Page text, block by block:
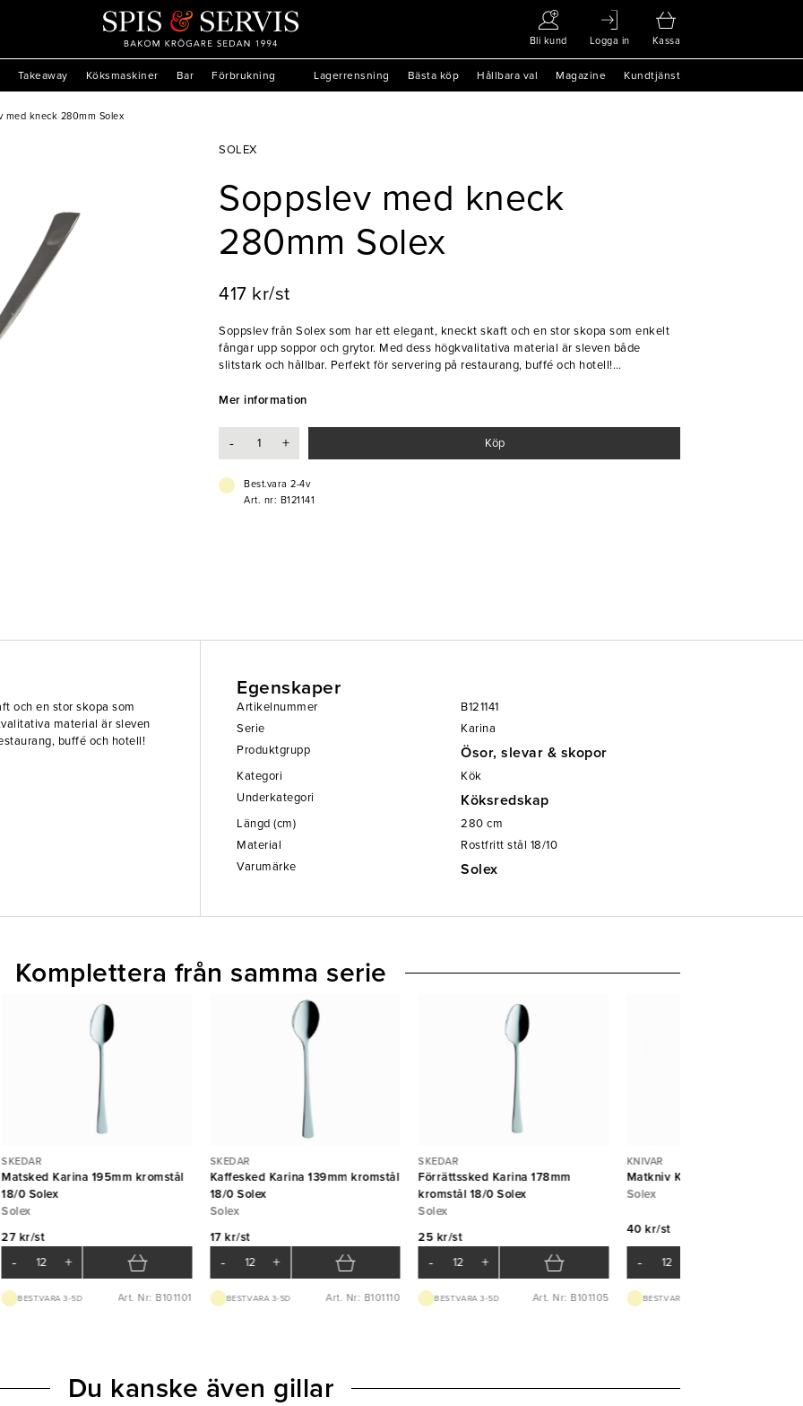
Bli kund Logga in Kassa
Takeaway Köksmaskiner Bar Förbrukning Lagerrensning Bästa köp Hållbara val Magazine Kundtjänst
med kneck 280mm Solex
SOLEX
Soppslev med kneck
280mm Solex
417 kr/st
Soppslev från Solex som har ett elegant, kneckt skaft och en stor skopa som enkelt
fångar upp soppor och grytor. Med dess högkvalitativa material är sleven både
slitstark och hållbar. Perfekt för servering på restaurang, buffé och hotell!
- Med kneck
Mer information
- + Köp
Best.vara 2-4v
Art. nr: B121141
och en stor skopa som
material är sleven
buffé och hotell!
Egenskaper
Artikelnummer
B121141
Serie
Karina
Produktgrupp
Ösor, slevar & skopor
Kategori
Kök
Underkategori
Köksredskap
Längd (cm) 280 cm
Material
Rostfritt stål 18/10
Varumärke
Solex
SKEDAR
Matsked Karina 195mm kromstål
18/0 Solex
Solex
27 kr/st
- +
BEST.VARA 3-5D Art. Nr: B101101
SKEDAR
Kaffesked Karina 139mm kromstål
18/0 Solex
Solex
17 kr/st
- +
BEST.VARA 3-5D Art. Nr: B101110
SKEDAR
Förrättssked Karina 178mm
kromstål 18/0 Solex
Solex
25 kr/st
- +
BEST.VARA 3-5D Art. Nr: B101105
KNIVAR
Matkniv Karina 208mm Solex
Solex
40 kr/st
-
BEST.VARA 3-5D
Komplettera från samma serie
Du kanske även gillar